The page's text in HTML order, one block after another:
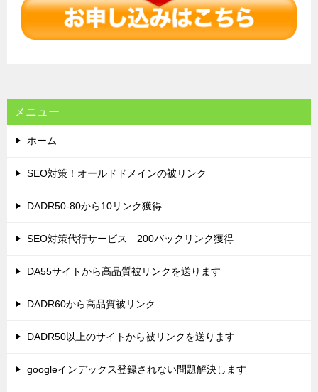
メニュー
ホーム
SEO対策！オールドドメインの被リンク
DADR50-80から10リンク獲得
SEO対策代行サービス 200バックリンク獲得
DA55サイトから高品質被リンクを送ります
DADR60から高品質被リンク
DADR50以上のサイトから被リンクを送ります
googleインデックス登録されない問題解決します